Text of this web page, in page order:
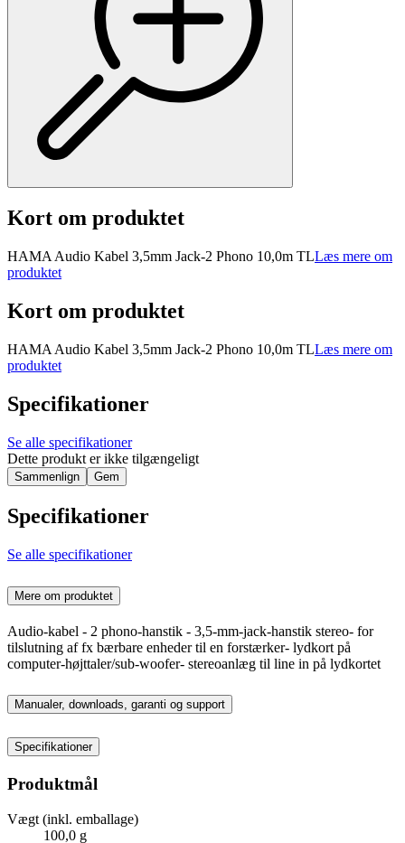
Kort om produktet
HAMA Audio Kabel 3,5mm Jack-2 Phono 10,0m TLLæs mere om
produktet
Kort om produktet
HAMA Audio Kabel 3,5mm Jack-2 Phono 10,0m TLLæs mere om
produktet
Specifikationer
Se alle specifikationer
Dette produkt er ikke tilgængeligt
Sammenlign Gem
Specifikationer
Se alle specifikationer
Mere om produktet
Audio-kabel - 2 phono-hanstik - 3,5-mm-jack-hanstik stereo- for
tilslutning af fx bærbare enheder til en forstærker- lydkort på
computer-højttaler/sub-woofer- stereoanlæg til line in på lydkortet
Manualer, downloads, garanti og support
Specifikationer
Produktmål
Vægt (inkl. emballage)
100,0 g